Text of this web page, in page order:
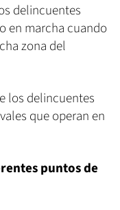
delincuentes
en marcha cuando
zona del
los delincuentes
que operan en
puntos de